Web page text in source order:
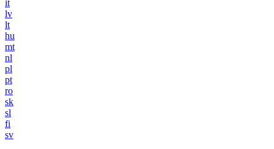
it
lv
lt
hu
mt
nl
pl
pt
ro
sk
sl
fi
sv